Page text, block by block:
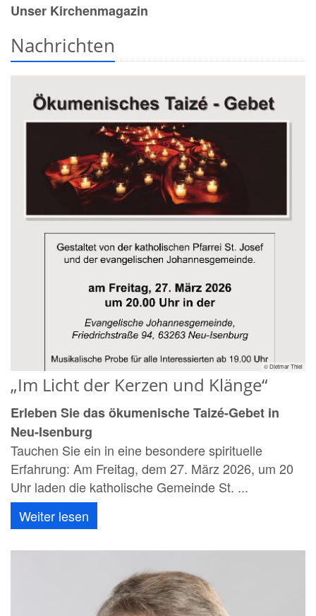
Unser Kirchenmagazin
Nachrichten
© Dietmar Thiel
„Im Licht der Kerzen und Klänge“
Erleben Sie das ökumenische Taizé-Gebet in
Neu-Isenburg
Tauchen Sie ein in eine besondere spirituelle
Erfahrung: Am Freitag, dem 27. März 2026, um 20
Uhr laden die katholische Gemeinde St. ...
Weiter lesen